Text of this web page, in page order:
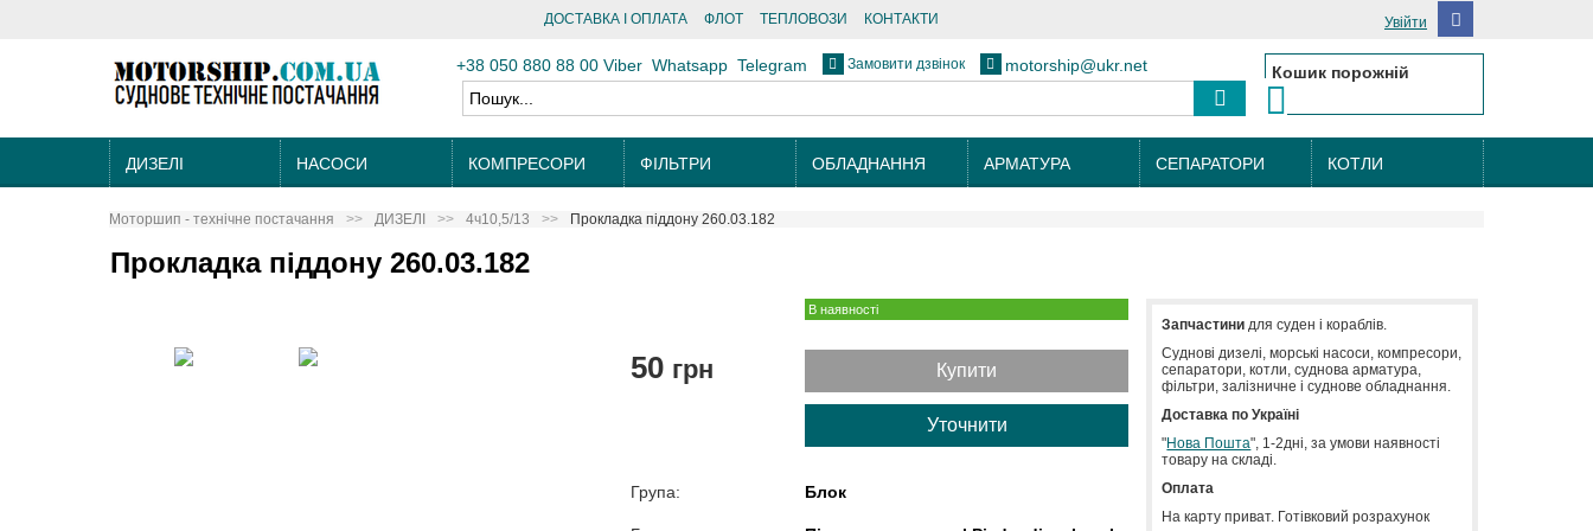
Увійти
ДОСТАВКА І ОПЛАТА ФЛОТ ТЕПЛОВОЗИ КОНТАКТИ
+38 050 880 88 00 Viber Whatsapp Telegram Замовити дзвінок motorship@ukr.net Кошик порожній
ДИЗЕЛІ НАСОСИ КОМПРЕСОРИ ФІЛЬТРИ ОБЛАДНАННЯ АРМАТУРА СЕПАРАТОРИ КОТЛИ
Моторшип - технічне постачання ДИЗЕЛІ 4ч10,5/13 Прокладка піддону 260.03.182
Прокладка піддону 260.03.182
В наявності
50 грн Купити
Уточнити
Група: Блок
Запчастини для суден і кораблів.
Cуднові дизелі, морські насоси, компресори,
сепаратори, котли, суднова арматура,
фільтри, залізничне і суднове обладнання.
Доставка по Україні
"Нова Пошта", 1-2дні, за умови наявності
товару на складі.
Оплата
На карту приват. Готівковий розрахунок